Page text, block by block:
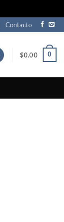
Contacto
$0.00 0